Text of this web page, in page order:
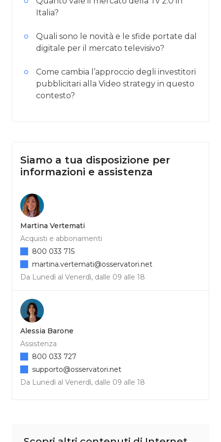
Italia?
Quali sono le novità e le sfide portate dal
digitale per il mercato televisivo?
Come cambia l’approccio degli investitori
pubblicitari alla Video strategy in questo
contesto?
Siamo a tua disposizione per
informazioni e assistenza
Martina Vertemati
Acquisti e abbonamenti
Da Lunedì al Venerdì, dalle 09 alle 18
800 033 715
martina.vertemati@osservatori.net
Alessia Barone
Assistenza
Da Lunedì al Venerdì, dalle 09 alle 18
800 033 727
supporto@osservatori.net